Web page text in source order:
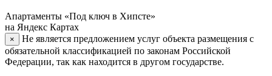
Апартаменты «Под ключ в Хипсте»
на Яндекс Картах
×
Не является предложением услуг объекта размещения с
обязательной классификацией по законам Российской
Федерации, так как находится в другом государстве.